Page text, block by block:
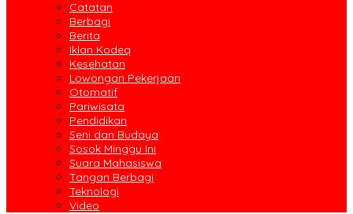
Catatan
Berbagi
Berita
Iklan Kodeq
Kesehatan
Lowongan Pekerjaan
Otomatif
Pariwisata
Pendidikan
Seni dan Budaya
Sosok Minggu Ini
Suara Mahasiswa
Tangan Berbagi
Teknologi
Video